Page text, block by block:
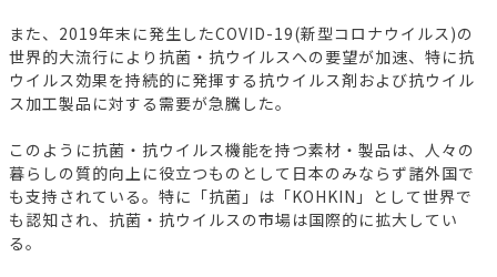
また、2019年末に発生したCOVID-19(新型コロナウイルス)の
世界的大流行により抗菌・抗ウイルスへの要望が加速、特に抗
ウイルス効果を持続的に発揮する抗ウイルス剤および抗ウイル
ス加工製品に対する需要が急騰した。
このように抗菌・抗ウイルス機能を持つ素材・製品は、人々の
暮らしの質的向上に役立つものとして日本のみならず諸外国で
も支持されている。特に「抗菌」は「KOHKIN」として世界で
も認知され、抗菌・抗ウイルスの市場は国際的に拡大してい
る。